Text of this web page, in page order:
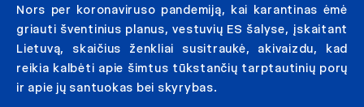
Nors per koronaviruso pandemiją, kai karantinas ėmė
griauti šventinius planus, vestuvių ES šalyse, įskaitant
Lietuvą, skaičius ženkliai susitraukė, akivaizdu, kad
reikia kalbėti apie šimtus tūkstančių tarptautinių porų
ir apie jų santuokas bei skyrybas.